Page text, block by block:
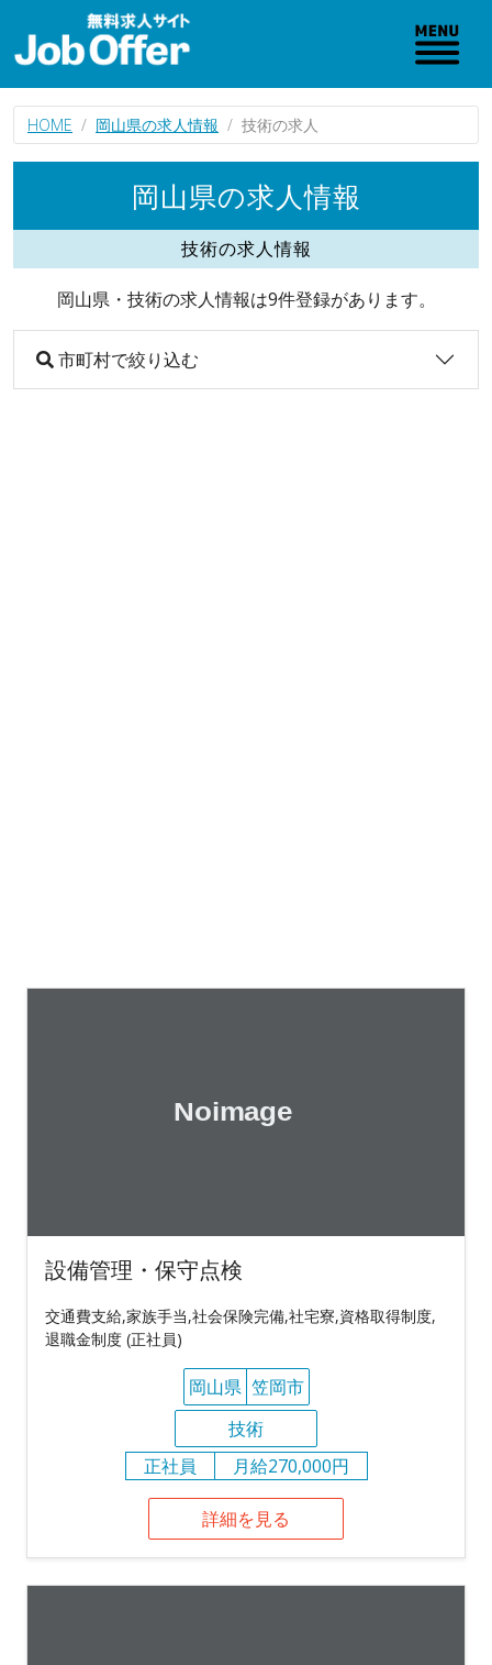
HOME 岡山県の求人情報 技術の求人
岡山県の求人情報
技術の求人情報
岡山県・技術の求人情報は9件登録があります。
市町村で絞り込む
設備管理・保守点検
交通費支給,家族手当,社会保険完備,社宅寮,資格取得制度,
退職金制度 (正社員)
岡山県 笠岡市
技術
正社員
月給270,000円
詳細を見る